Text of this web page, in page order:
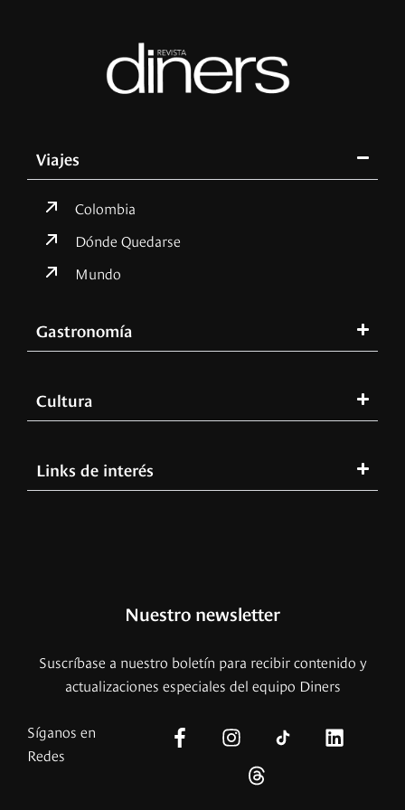
Viajes
Colombia
Dónde Quedarse
Mundo
Gastronomía
Cultura
Links de interés
Nuestro newsletter
Suscríbase a nuestro boletín para recibir contenido y
actualizaciones especiales del equipo Diners
Síganos en
Redes